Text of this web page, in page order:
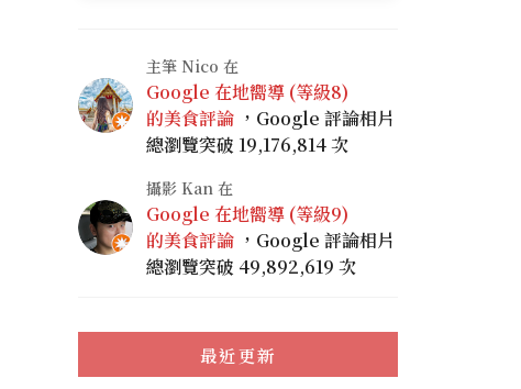
主筆 Nico 在
Google 在地嚮導 (等級8)
的美食評論 ，Google 評論相片
總瀏覽突破 19,176,814 次
攝影 Kan 在
Google 在地嚮導 (等級9)
的美食評論 ，Google 評論相片
總瀏覽突破 49,892,619 次
最近更新